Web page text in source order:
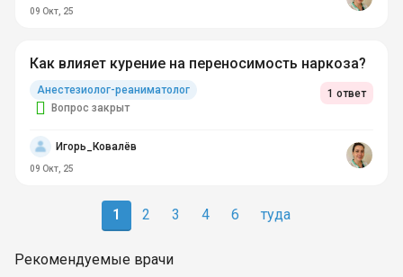
09 Окт, 25
Как влияет курение на переносимость наркоза?
Анестезиолог-реаниматолог
Вопрос закрыт
1 ответ
Игорь_Ковалёв
09 Окт, 25
1 2 3 4 6 туда
Рекомендуемые врачи